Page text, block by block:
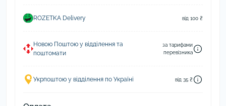
ROZETKA Delivery від 100 ₴
Новою Поштою у відділення та
поштомати
за тарифами
перевізника
Укрпоштою у відділення по Україні від 35 ₴